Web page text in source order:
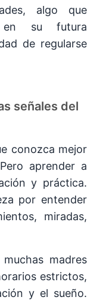
algo que
en su futura
de regularse
señales del
conozca mejor
aprender a
y práctica.
por entender
miradas,
madres
estrictos,
y el sueño.